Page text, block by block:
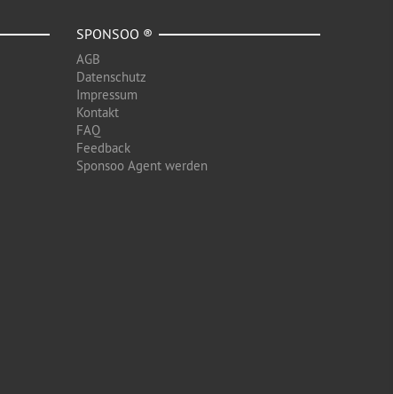
SPONSOO ®
AGB
Datenschutz
Impressum
Kontakt
FAQ
Feedback
Sponsoo Agent werden